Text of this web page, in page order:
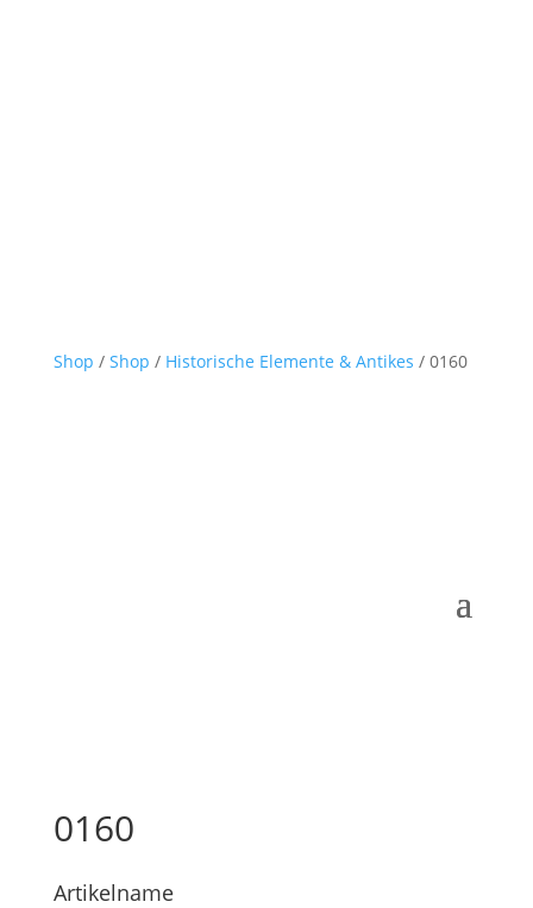
Shop / Shop / Historische Elemente & Antikes / 0160
0160
Artikelname